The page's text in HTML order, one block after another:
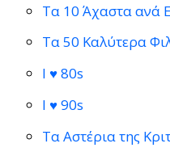
Τα 10 Άχαστα ανά
Τα 50 Καλύτερα
I ♥ 80s
I ♥ 90s
Τα Αστέρια της